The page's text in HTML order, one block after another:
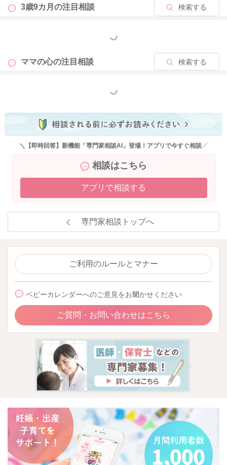
3歳9カ月の注目相談 検索する
もっと見る
ママの心の注目相談 検索する
もっと見る
＼【即時回答】新機能「専門家相談AI」登場！アプリで今すぐ相談／
相談はこちら
アプリで相談する
専門家相談トップへ
ご利用のルールとマナー
ベビーカレンダーへのご意見をお聞かせください
ご質問・お問い合わせはこちら